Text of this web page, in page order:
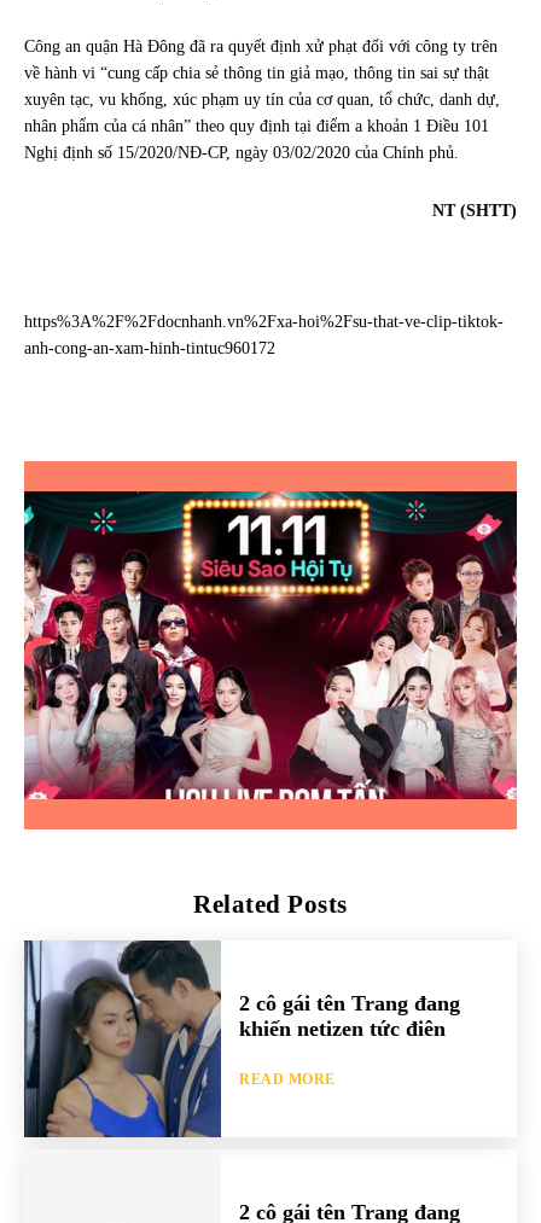
Related Posts
2 cô gái tên Trang đang
khiến netizen tức điên
READ MORE
2 cô gái tên Trang đang
Công an quận Hà Đông đã ra quyết định xử phạt đối với công ty trên
về hành vi “cung cấp chia sẻ thông tin giả mạo, thông tin sai sự thật
xuyên tạc, vu khống, xúc phạm uy tín của cơ quan, tổ chức, danh dự,
nhân phẩm của cá nhân” theo quy định tại điểm a khoản 1 Điều 101
Nghị định số 15/2020/NĐ-CP, ngày 03/02/2020 của Chính phủ.
NT (SHTT)
https%3A%2F%2Fdocnhanh.vn%2Fxa-hoi%2Fsu-that-ve-clip-tiktok-
anh-cong-an-xam-hinh-tintuc960172